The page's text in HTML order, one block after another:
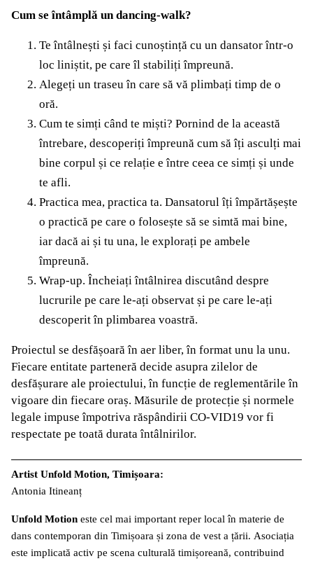
Cum se întâmplă un dancing-walk?
Te întâlnești și faci cunoștință cu un dansator într-o
loc liniștit, pe care îl stabiliți împreună.
Alegeți un traseu în care să vă plimbați timp de o
oră.
Cum te simți când te miști? Pornind de la această
întrebare, descoperiți împreună cum să îți asculți mai
bine corpul și ce relație e între ceea ce simți și unde
te afli.
Practica mea, practica ta. Dansatorul îți împărtășește
o practică pe care o folosește să se simtă mai bine,
iar dacă ai și tu una, le explorați pe ambele
împreună.
Wrap-up. Încheiați întâlnirea discutând despre
lucrurile pe care le-ați observat și pe care le-ați
descoperit în plimbarea voastră.
Proiectul se desfășoară în aer liber, în format unu la unu.
Fiecare entitate parteneră decide asupra zilelor de
desfășurare ale proiectului, în funcție de reglementările în
vigoare din fiecare oraș. Măsurile de protecție și normele
legale impuse împotriva răspândirii CO-VID19 vor fi
respectate pe toată durata întâlnirilor.
Artist Unfold Motion, Timișoara:
Antonia Itineanț
Unfold Motion este cel mai important reper local în materie de
dans contemporan din Timișoara și zona de vest a țării. Asociația
este implicată activ pe scena culturală timișoreană, contribuind